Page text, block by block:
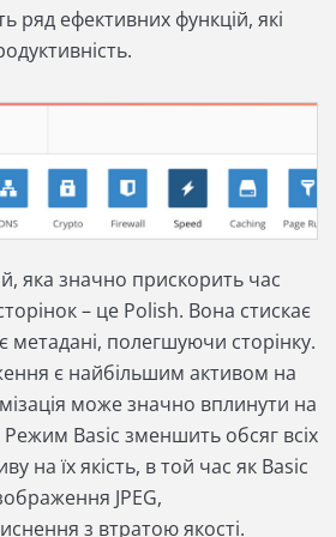
ряд ефективних функцій, які
яка значно прискорить час
– це Polish. Вона стискає
метадані, полегшуючи сторінку.
є найбільшим активом на
може значно вплинути на
Режим Basic зменшить обсяг всіх
на їх якість, в той час як Basic
JPEG,
з втратою якості.